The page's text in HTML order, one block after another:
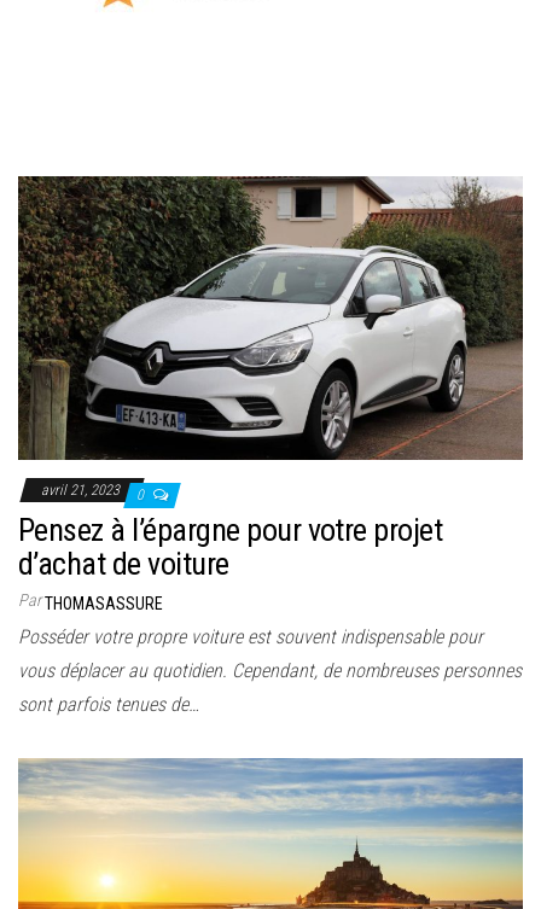
avril 21, 2023 0
Pensez à l’épargne pour votre projet
d’achat de voiture
ParTHOMASASSURE
Posséder votre propre voiture est souvent indispensable pour
vous déplacer au quotidien. Cependant, de nombreuses personnes
sont parfois tenues de…